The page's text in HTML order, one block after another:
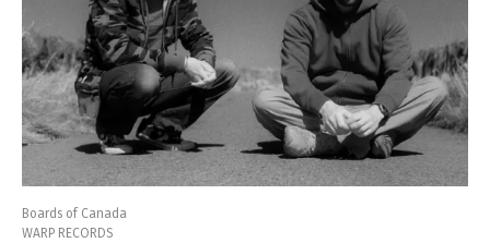
Boards of Canada
WARP RECORDS